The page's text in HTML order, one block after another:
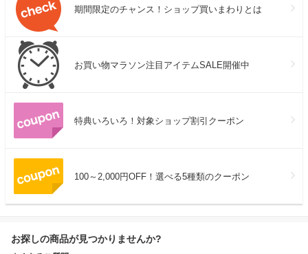
期間限定のチャンス！ショップ買いまわりとは
お買い物マラソン注目アイテムSALE開催中
特典いろいろ！対象ショップ割引クーポン
100～2,000円OFF！選べる5種類のクーポン
お探しの商品が見つかりませんか?